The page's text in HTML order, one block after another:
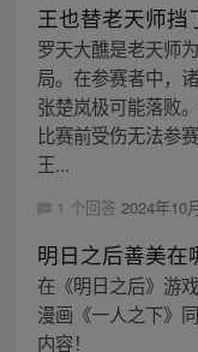
王也替老天师挡
罗天大醮是老天师
局。在参赛者中，
张楚岚极可能落败
比赛前受伤无法参
王...
1 个回答 2024年10
明日之后善美在
在《明日之后》游
漫画《一人之下》
内容！